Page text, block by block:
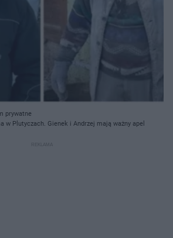
prywatne
w Plutyczach. Gienek i Andrzej mają ważny apel